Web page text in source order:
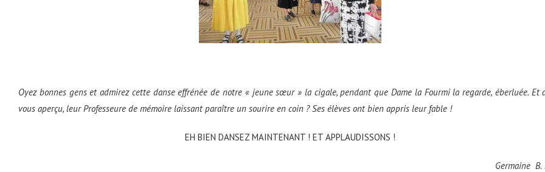
Oyez bonnes gens et admirez cette danse effrénée de notre « jeune sœur » la cigale, pendant que Dame la Fourmi la regarde, éberluée. Et
vous aperçu, leur Professeure de mémoire laissant paraître un sourire en coin ? Ses élèves ont bien appris leur fable !
EH BIEN DANSEZ MAINTENANT ! ET APPLAUDISSONS !
Germaine B.